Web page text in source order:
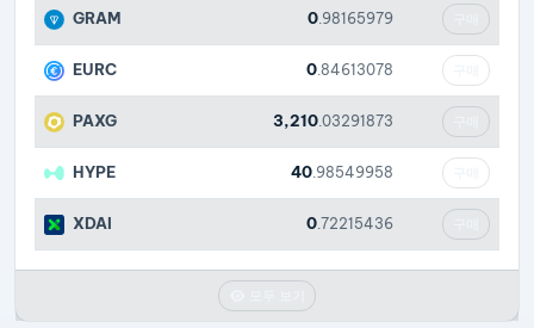
GRAM 0 .98165979
EURC 0 .84613078
PAXG 3,210 .03291873
HYPE 40 .98549958
XDAI 0 .72215436